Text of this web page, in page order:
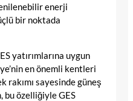
enerji
bir noktada
yatırımlarına uygun
en önemli kentleri
rakımı sayesinde güneş
bu özelliğiyle GES